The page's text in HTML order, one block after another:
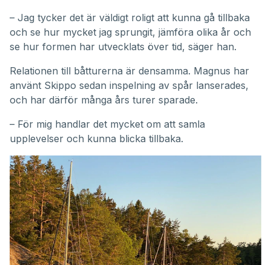
– Jag tycker det är väldigt roligt att kunna gå tillbaka
och se hur mycket jag sprungit, jämföra olika år och
se hur formen har utvecklats över tid, säger han.
Relationen till båtturerna är densamma. Magnus har
använt Skippo sedan inspelning av spår lanserades,
och har därför många års turer sparade.
– För mig handlar det mycket om att samla
upplevelser och kunna blicka tillbaka.